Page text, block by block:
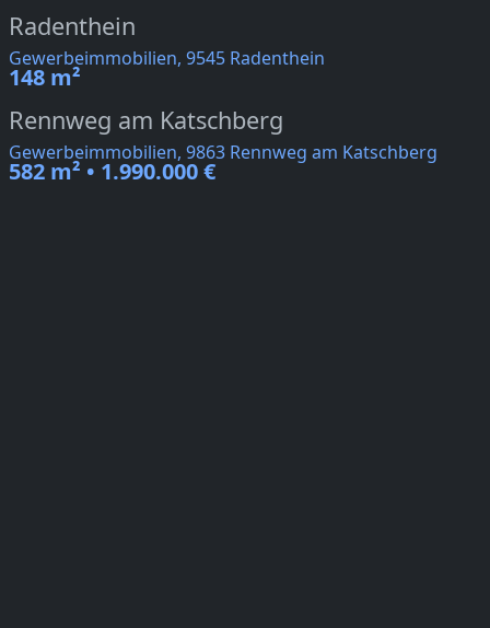
Radenthein
Gewerbeimmobilien, 9545 Radenthein
148 m²
Rennweg am Katschberg
Gewerbeimmobilien, 9863 Rennweg am Katschberg
582 m² • 1.990.000 €